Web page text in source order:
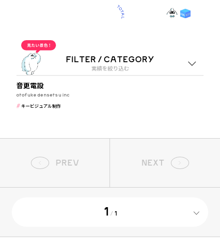
CATEGORY
OUR WORKS
FILTER / CATEGORY
実績を絞り込む
メーカー・製造業
音更電設
otofuke densetsu inc
キービジュアル制作
PREV
1 / 1
NEXT